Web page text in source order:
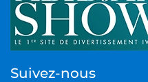
Suivez-nous